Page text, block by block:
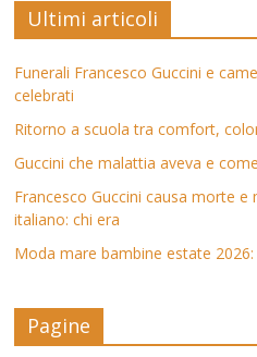
Ultimi articoli
Funerali Francesco Guccini e
celebrati
Ritorno a scuola tra comfort,
Guccini che malattia aveva e
Francesco Guccini causa morte
italiano: chi era
Moda mare bambine estate
Pagine